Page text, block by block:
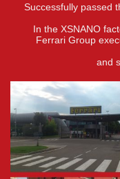
Successfully passed
In the XSNANO
Ferrari Group
and